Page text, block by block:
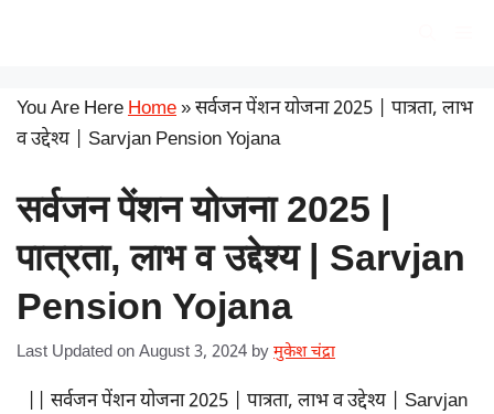
You Are HereHome»सर्वजन पेंशन योजना 2025 | पात्रता, लाभ
व उद्देश्य | Sarvjan Pension Yojana
सर्वजन पेंशन योजना 2025 |
पात्रता, लाभ व उद्देश्य | Sarvjan
Pension Yojana
Last Updated on August 3, 2024 by मुकेश चंद्रा
|| सर्वजन पेंशन योजना 2025 | पात्रता, लाभ व उद्देश्य | Sarvjan